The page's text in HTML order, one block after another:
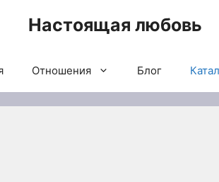
Настоящая любовь
Отношения Блог